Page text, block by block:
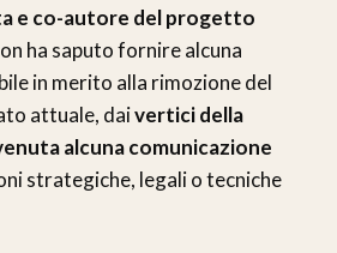
e co-autore del progetto
ha saputo fornire alcuna
in merito alla rimozione del
attuale, daivertici della
alcuna comunicazione
strategiche, legali o tecniche